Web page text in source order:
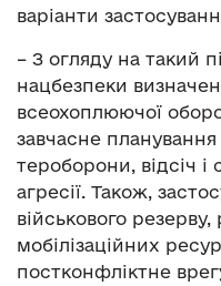
варіанти
– З огляду на такий
нацбезпеки
всеохоплюючої
завчасне планування
тероборони, відсіч
агресії. Також,
військового
мобілізаційних
постконфліктне